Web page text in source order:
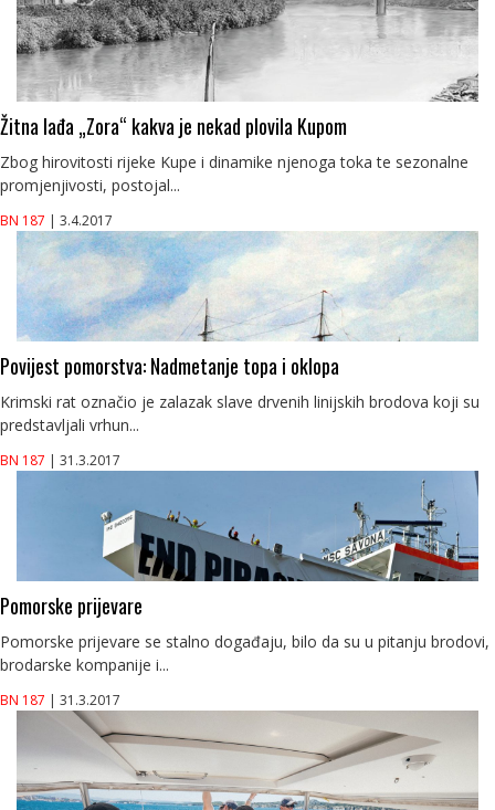
Žitna lađa „Zora“ kakva je nekad plovila Kupom
Zbog hirovitosti rijeke Kupe i dinamike njenoga toka te sezonalne
promjenjivosti, postojal...
BN 187 | 3.4.2017
Povijest pomorstva: Nadmetanje topa i oklopa
Krimski rat označio je zalazak slave drvenih linijskih brodova koji su
predstavljali vrhun...
BN 187 | 31.3.2017
Pomorske prijevare
Pomorske prijevare se stalno događaju, bilo da su u pitanju brodovi,
brodarske kompanije i...
BN 187 | 31.3.2017